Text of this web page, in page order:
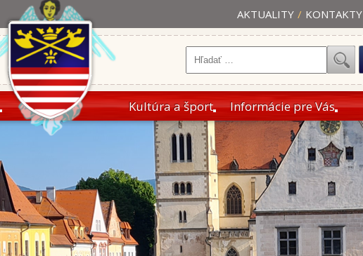
AKTUALITY / KONTAKTY
Kultúra a šport
Informácie pre Vás